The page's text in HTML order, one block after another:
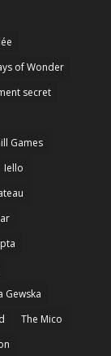
of Wonder
secret
Games
Iello
Gewska
The Mico